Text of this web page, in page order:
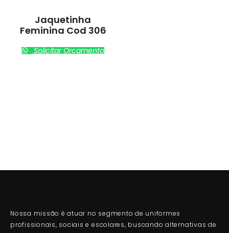
Jaquetinha
Feminina Cod 306
Solicitar Orçamento
Nossa missão é atuar no segmento de uniformes
profissionais, sociais e escolares, buscando alternativas de